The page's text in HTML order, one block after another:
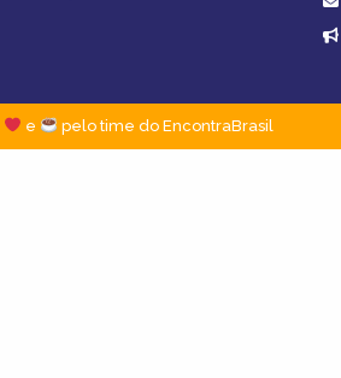
e pelo time do EncontraBrasil